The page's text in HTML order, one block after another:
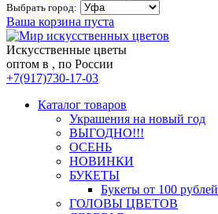
Выбрать город:
Ваша корзина пуста
Искусственные цветы
оптом в , по России
+7(917)730-17-03
Каталог товаров
Украшения на новый год
ВЫГОДНО!!!
ОСЕНЬ
НОВИНКИ
БУКЕТЫ
Букеты от 100 рублей
ГОЛОВЫ ЦВЕТОВ